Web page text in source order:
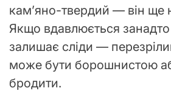
кам’яно-твердий — він ще
Якщо вдавлюється занадто
залишає сліди —
може бути борошнистою
бродити.